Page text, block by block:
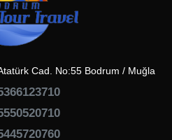
Cad. No:55 Bodrum / Muğla